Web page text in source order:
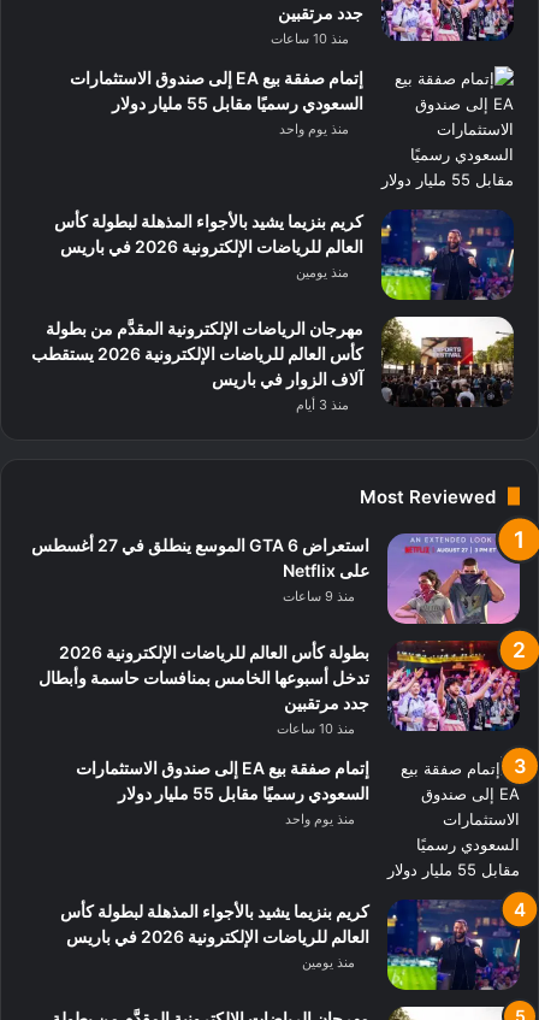
جدد مرتقبين
منذ 10 ساعات
إتمام صفقة بيع EA إلى صندوق الاستثمارات
السعودي رسميًا مقابل 55 مليار دولار
منذ يوم واحد
كريم بنزيما يشيد بالأجواء المذهلة لبطولة كأس
العالم للرياضات الإلكترونية 2026 في باريس
منذ يومين
مهرجان الرياضات الإلكترونية المقدَّم من بطولة
كأس العالم للرياضات الإلكترونية 2026 يستقطب
آلاف الزوار في باريس
منذ 3 أيام
Most Reviewed
استعراض GTA 6 الموسع ينطلق في 27 أغسطس
على Netflix
منذ 9 ساعات
بطولة كأس العالم للرياضات الإلكترونية 2026
تدخل أسبوعها الخامس بمنافسات حاسمة وأبطال
جدد مرتقبين
منذ 10 ساعات
إتمام صفقة بيع EA إلى صندوق الاستثمارات
السعودي رسميًا مقابل 55 مليار دولار
منذ يوم واحد
كريم بنزيما يشيد بالأجواء المذهلة لبطولة كأس
العالم للرياضات الإلكترونية 2026 في باريس
منذ يومين